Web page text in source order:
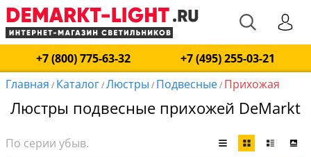
+7 (800) 775-63-32
+7 (495) 255-03-21
Главная / Каталог/Люстры / Подвесные/ Прихожая
Люстры подвесные прихожей DeMarkt